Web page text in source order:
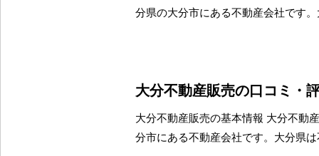
分県の大分市にある不動産会社です
大分不動産販売の口コミ・
大分不動産販売の基本情報 大分不動
分市にある不動産会社です。大分県